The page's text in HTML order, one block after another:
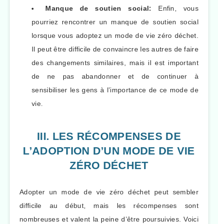
Manque de soutien social: Enfin, vous
pourriez rencontrer un manque de soutien social
lorsque vous adoptez un mode de vie zéro déchet.
Il peut être difficile de convaincre les autres de faire
des changements similaires, mais il est important
de ne pas abandonner et de continuer à
sensibiliser les gens à l’importance de ce mode de
vie.
III. LES RÉCOMPENSES DE
L’ADOPTION D’UN MODE DE VIE
ZÉRO DÉCHET
Adopter un mode de vie zéro déchet peut sembler
difficile au début, mais les récompenses sont
nombreuses et valent la peine d’être poursuivies. Voici